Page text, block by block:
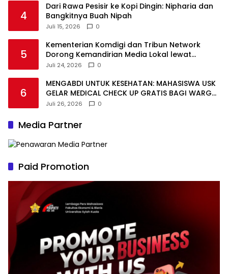
4
Dari Rawa Pesisir ke Kopi Dingin: Nipharia dan
Bangkitnya Buah Nipah
Juli 15, 2026 0
5
Kementerian Komdigi dan Tribun Network
Dorong Kemandirian Media Lokal lewat
Workshop di Banda Aceh
Juli 24, 2026 0
6
MENGABDI UNTUK KESEHATAN: MAHASISWA USK
GELAR MEDICAL CHECK UP GRATIS BAGI WARGA
DESA AGUSEN
Juli 26, 2026 0
Media Partner
Paid Promotion